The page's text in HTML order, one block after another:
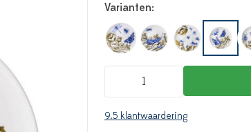
Varianten:
9.5 klantwaardering